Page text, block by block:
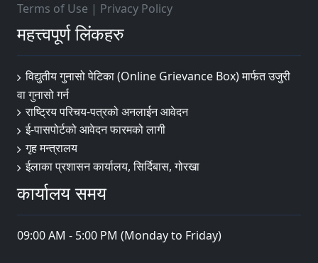
Terms of Use | Privacy Policy
महत्त्वपूर्ण लिंकहरु
विद्युतीय गुनासो पेटिका (Online Grievance Box) मार्फत उजुरी
वा गुनासो गर्न
राष्‍ट्रिय परिचय-पत्रको अनलाईन आवेदन
ई-पासपोर्टको आवेदन फारमको लागी
गृह मन्त्रालय
ईलाका प्रशासन कार्यालय, सिर्दिबास, गोरखा
कार्यालय समय
09:00 AM - 5:00 PM (Monday to Friday)